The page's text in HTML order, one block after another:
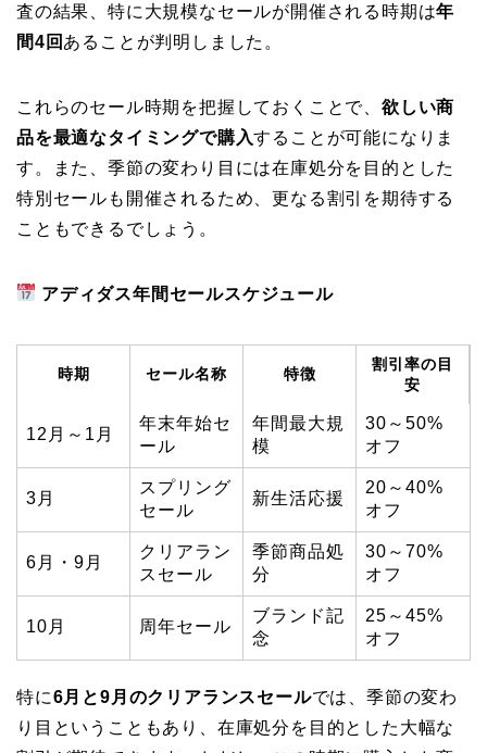
査の結果、特に大規模なセールが開催される時期は年
間4回 あることが判明しました。
これらのセール時期を把握しておくことで、 欲しい商
品を最適なタイミングで購入することが可能になりま
す。また、季節の変わり目には在庫処分を目的とした
特別セールも開催されるため、更なる割引を期待する
こともできるでしょう。
アディダス年間セールスケジュール
時期 セール名称 特徴
割引率の目
安
12月～1月
年末年始セ
ール
年間最大規
模
30～50%
オフ
3月
スプリング
セール
新生活応援
20～40%
オフ
6月・9月
クリアラン
スセール
季節商品処
分
30～70%
オフ
10月 周年セール
ブランド記
念
25～45%
オフ
特に6月と9月のクリアランスセールでは、季節の変わ
り目ということもあり、在庫処分を目的とした大幅な